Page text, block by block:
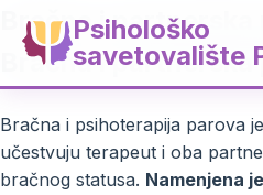
Psihološko
savetovalište
Bračna i
Bračna i
Bračna i psihoterapija parova
učestvuju terapeut i oba
bračnog statusa. Namenjena